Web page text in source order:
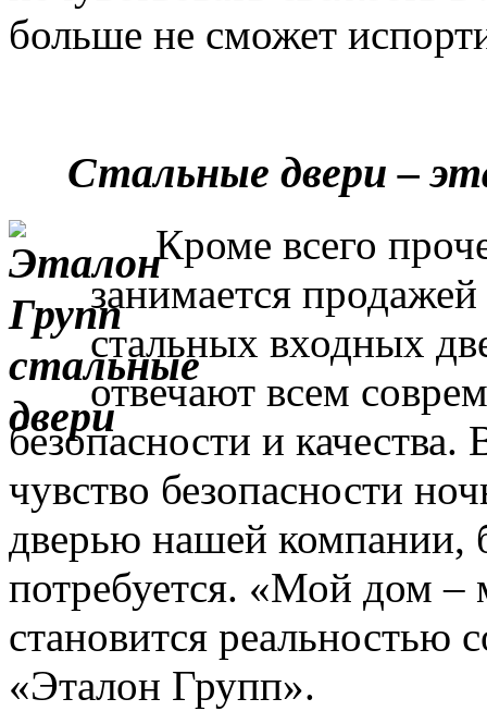
больше не сможет
Стальные двери –
Кроме всего
занимается
стальных входных
отвечают всем
безопасности и
чувство безопасности
дверью нашей компании,
потребуется. «Мой дом –
становится реальностью
«Эталон Групп».